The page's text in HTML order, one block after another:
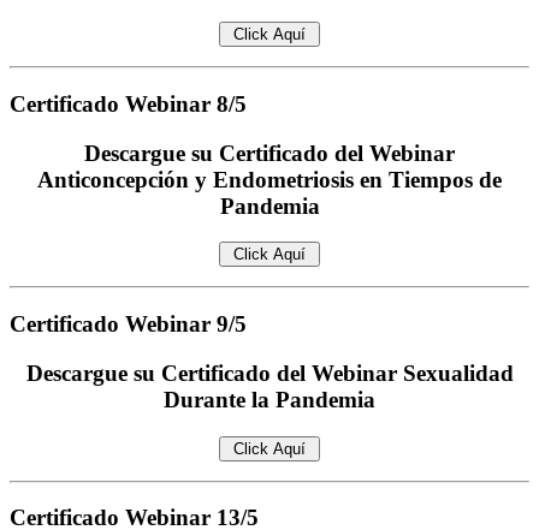
Certificado Webinar 8/5
Descargue su Certificado del Webinar
Anticoncepción y Endometriosis en Tiempos de
Pandemia
Certificado Webinar 9/5
Descargue su Certificado del Webinar Sexualidad
Durante la Pandemia
Certificado Webinar 13/5